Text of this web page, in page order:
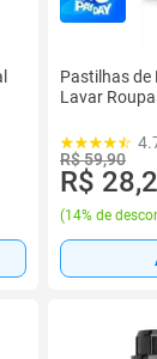
Pastilhas de
Lavar
R$ 59,90
R$
(14% de